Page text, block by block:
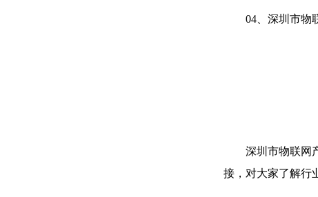
04、深圳市物
深圳市物联网
接，对大家了解行